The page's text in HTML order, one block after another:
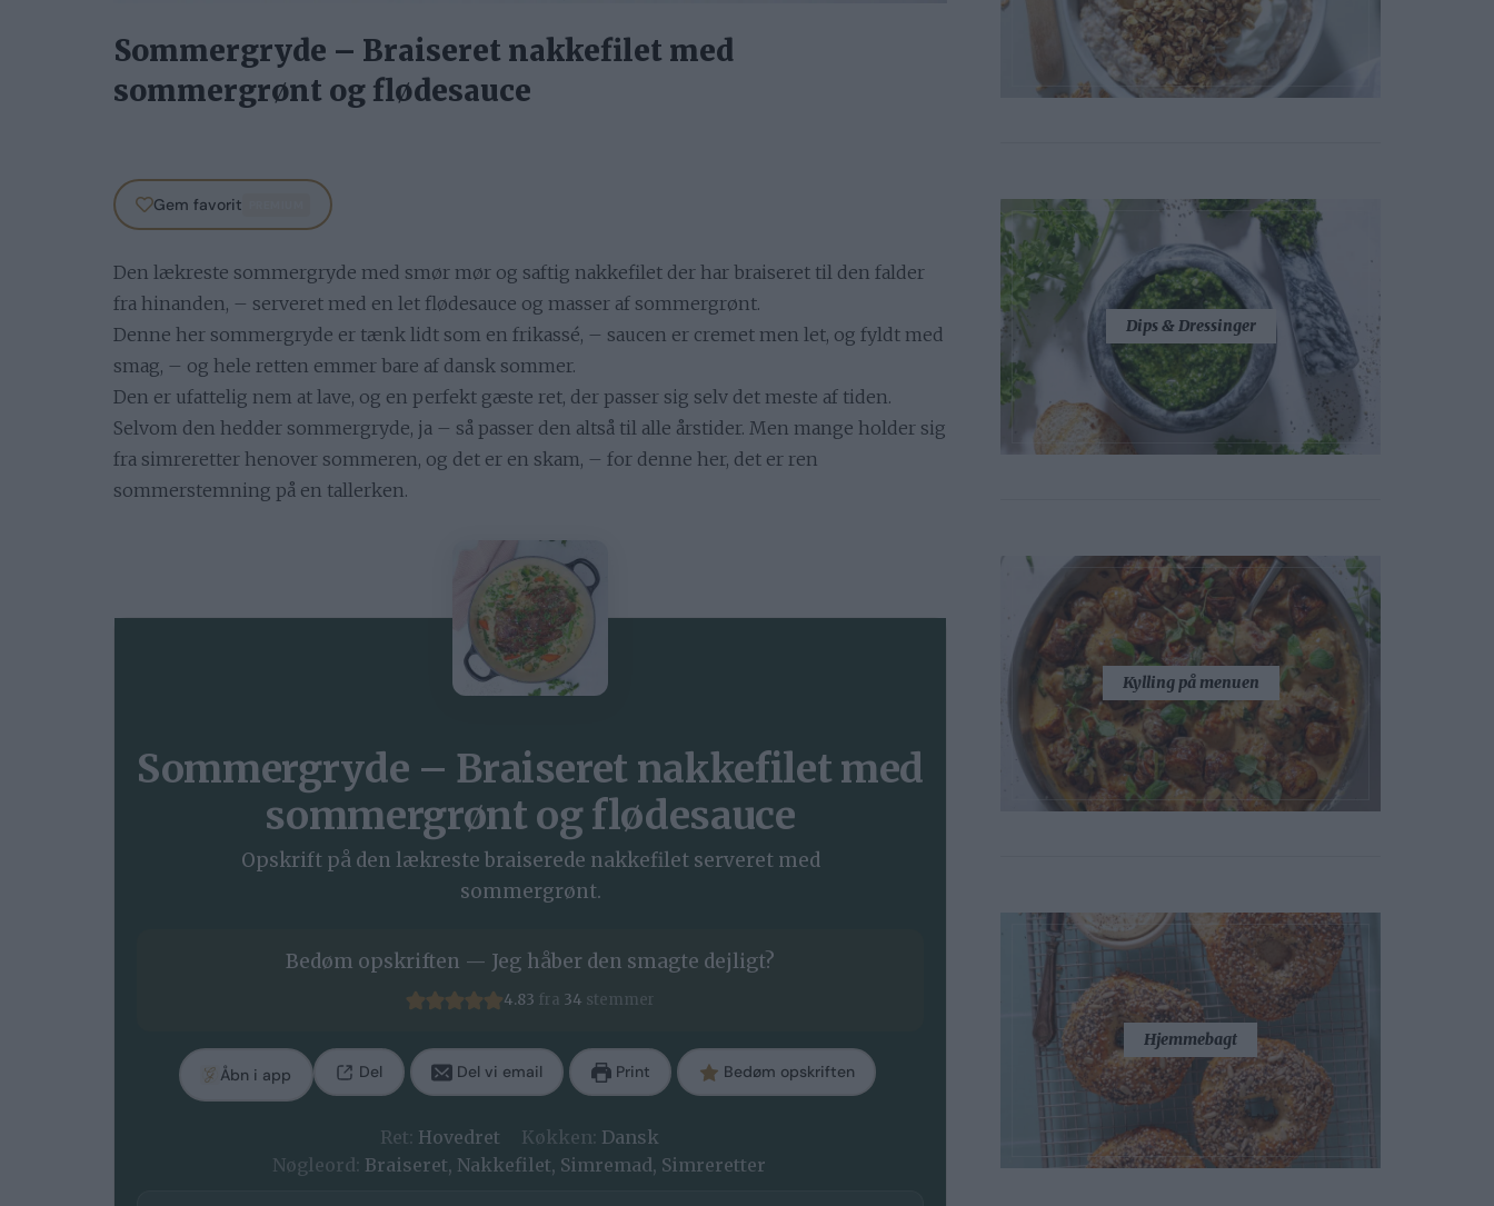
Sommergryde – Braiseret nakkefilet med
sommergrønt og flødesauce
Gem favorit
Den lækreste sommergryde med smør mør og saftig nakkefilet der har braiseret til den falder
fra hinanden, – serveret med en let flødesauce og masser af sommergrønt.
Denne her sommergryde er tænk lidt som en frikassé, – saucen er cremet men let, og fyldt med
smag, – og hele retten emmer bare af dansk sommer.
Den er ufattelig nem at lave, og en perfekt gæste ret, der passer sig selv det meste af tiden.
Selvom den hedder sommergryde, ja – så passer den altså til alle årstider. Men mange holder sig
fra simreretter henover sommeren, og det er en skam, – for denne her, det er ren
sommerstemning på en tallerken.
Sommergryde – Braiseret nakkefilet med
sommergrønt og flødesauce
Opskrift på den lækreste braiserede nakkefilet serveret med
sommergrønt.
Bedøm opskriften — Jeg håber den smagte dejligt?
4.83 fra 34 stemmer
Åbn i app Del Del vi email Print Bedøm opskriften
Ret: Hovedret Køkken: Dansk
Nøgleord: Braiseret, Nakkefilet, Simremad, Simreretter
Dips & Dressinger
Kylling på menuen
Hjemmebagt